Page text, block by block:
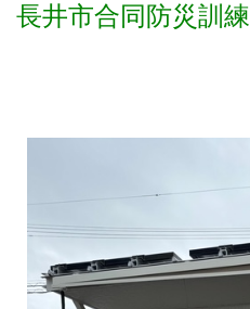
長井市合同防災訓練